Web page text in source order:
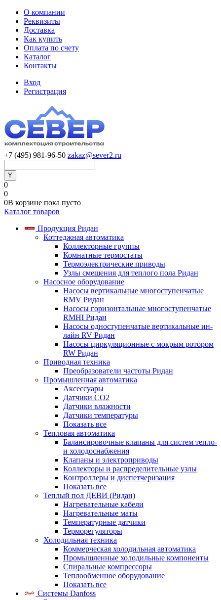
О компании
Реквизиты
Доставка
Как купить
Оплата по счету
Каталог
Контакты
Вход
Регистрация
+7 (495) 981-96-50 zakaz@sever2.ru
0
0
0В корзине пока пусто
Каталог товаров
Продукция Ридан
Коттеджная автоматика
Коллекторные группы
Комнатные термостаты
Термоэлектрические приводы
Узлы смешения для теплого пола Ридан
Насосное оборудование
Насосы вертикальные многоступенчатые
RMV Ридан
Насосы горизонтальные многоступенчатые
RMHI Ридан
Насосы одноступенчатые вертикальные ин-
лайн RV Ридан
Насосы циркуляционные с мокрым ротором
RW Ридан
Приводная техника
Преобразователи частоты Ридан
Промышленная автоматика
Аксессуары
Датчики CO2
Датчики влажности
Датчики температуры
Показать все
Тепловая автоматика
Балансировочные клапаны для систем тепло-
и холодоснабжения
Клапаны и электроприводы
Коллекторы и распределительные узлы
Контроллеры и диспетчеризация
Показать все
Теплый пол ДЕВИ (Ридан)
Нагревательные кабели
Нагревательные маты
Температурные датчики
Терморегуляторы
Холодильная техника
Коммерческая холодильная автоматика
Промышленные холодильные компоненты
Спиральные компрессоры
Теплообменное оборудование
Показать все
Системы Danfoss